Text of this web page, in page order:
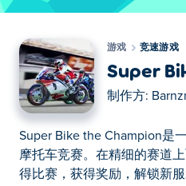
游戏 竞速游戏
Super
制作方:
Super Bike the Champion是
摩托车竞赛。在精细的赛道
得比赛，获得奖励，解锁新服